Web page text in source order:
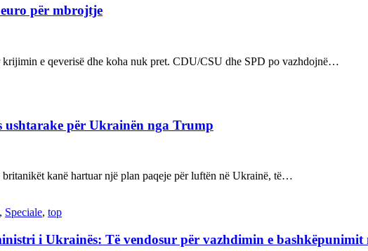
për mbrojtje
e qeverisë dhe koha nuk pret. CDU/CSU dhe SPD po vazhdojnë…
ushtarake për Ukrainën nga Trump
kanë hartuar një plan paqeje për luftën në Ukrainë, të…
, Speciale, top
i Ukrainës: Të vendosur për vazhdimin e bashkëpunimit